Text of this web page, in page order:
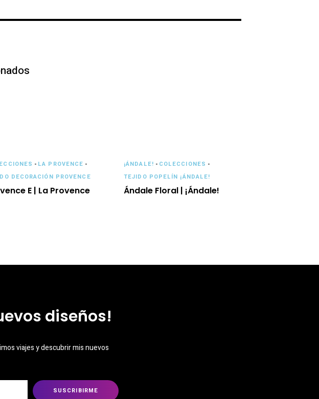
- LA PROVENCE -
DECORACIÓN PROVENCE
E | La Provence
¡ÁNDALE! - COLECCIONES -
TEJIDO POPELÍN ¡ÁNDALE!
Ándale Floral | ¡Ándale!
diseños!
viajes y descubrir mis nuevos